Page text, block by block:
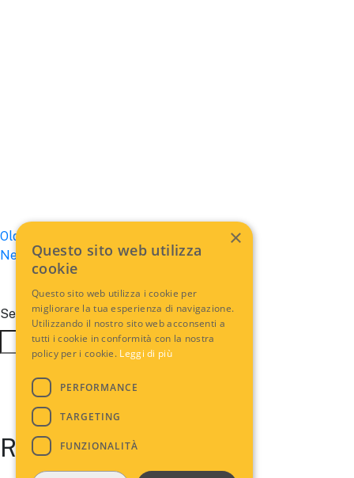
Posts
navigation
Older posts
Newer posts
Search
Search
Recent Posts
×
Questo sito web utilizza
cookie
Questo sito web utilizza i cookie per
migliorare la tua esperienza di navigazione.
Utilizzando il nostro sito web acconsenti a
tutti i cookie in conformità con la nostra
policy per i cookie. Leggi di più
PERFORMANCE
TARGETING
FUNZIONALITÀ